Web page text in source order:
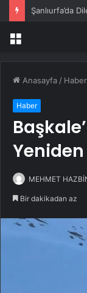
Şanlıurfa’da
Menü
Anasayfa / Haber
Haber
Yeniden
MEHMET
Bir dakikadan az